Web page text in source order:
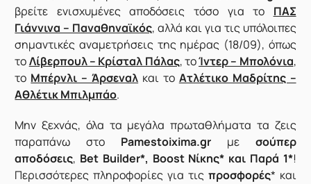
βρείτε ενισχυμένες αποδόσεις τόσο για το ΠΑΣ
Γιάννινα – Παναθηναϊκός, αλλά και για τις υπόλοιπες
σημαντικές αναμετρήσεις της ημέρας (18/09), όπως
τοΛίβερπουλ – Κρίσταλ Πάλας, τοΊντερ – Μπολόνια,
το Μπέρνλι – Άρσεναλ και το Ατλέτικο Μαδρίτης –
Αθλέτικ Μπιλμπάο.
Μην ξεχνάς, όλα τα μεγάλα πρωταθλήματα τα ζεις
παραπάνω στο Pamestoixima.gr με σούπερ
αποδόσεις, Bet Builder*, Boost Νίκης* και Παρά 1*!
Περισσότερες πληροφορίες για τις προσφορές* και